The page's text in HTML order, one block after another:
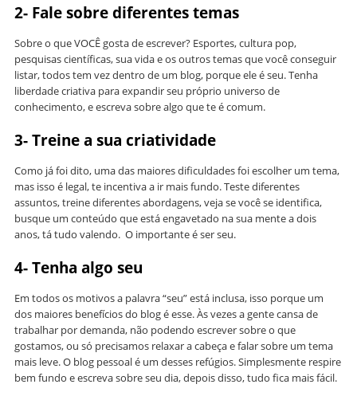
2- Fale sobre diferentes temas
Sobre o que VOCÊ gosta de escrever? Esportes, cultura pop,
pesquisas científicas, sua vida e os outros temas que você conseguir
listar, todos tem vez dentro de um blog, porque ele é seu. Tenha
liberdade criativa para expandir seu próprio universo de
conhecimento, e escreva sobre algo que te é comum.
3- Treine a sua criatividade
Como já foi dito, uma das maiores dificuldades foi escolher um tema,
mas isso é legal, te incentiva a ir mais fundo. Teste diferentes
assuntos, treine diferentes abordagens, veja se você se identifica,
busque um conteúdo que está engavetado na sua mente a dois
anos, tá tudo valendo. O importante é ser seu.
4- Tenha algo seu
Em todos os motivos a palavra “seu” está inclusa, isso porque um
dos maiores benefícios do blog é esse. Às vezes a gente cansa de
trabalhar por demanda, não podendo escrever sobre o que
gostamos, ou só precisamos relaxar a cabeça e falar sobre um tema
mais leve. O blog pessoal é um desses refúgios. Simplesmente respire
bem fundo e escreva sobre seu dia, depois disso, tudo fica mais fácil.